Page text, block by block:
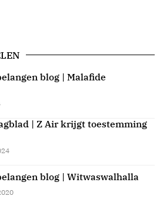
blog | Malafide
| Z Air krijgt toestemming
blog | Witwaswalhalla